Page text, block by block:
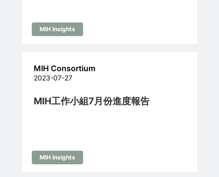
MIH Insights
MIH Consortium
2023-07-27
MIH工作小組7月份進度報告
MIH Insights